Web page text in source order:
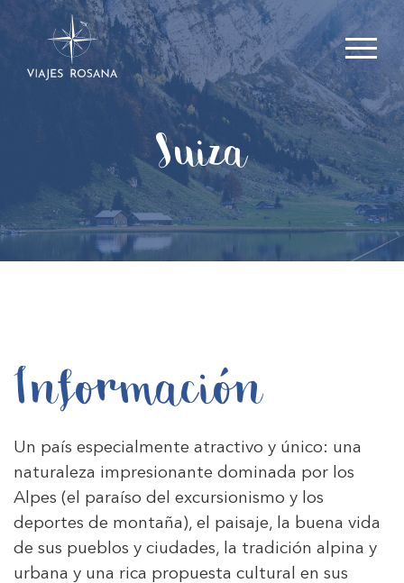
Suiza
Información
Un país especialmente atractivo y único: una
naturaleza impresionante dominada por los
Alpes (el paraíso del excursionismo y los
deportes de montaña), el paisaje, la buena vida
de sus pueblos y ciudades, la tradición alpina y
urbana y una rica propuesta cultural en sus